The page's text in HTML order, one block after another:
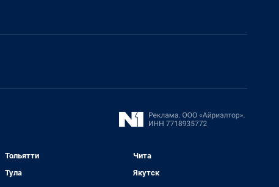
Тольятти
Тула
Чита
Якутск